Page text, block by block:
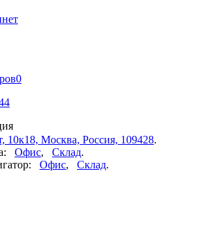
0
10к18, Москва, Россия, 109428.
Офис, Склад.
Офис, Склад.